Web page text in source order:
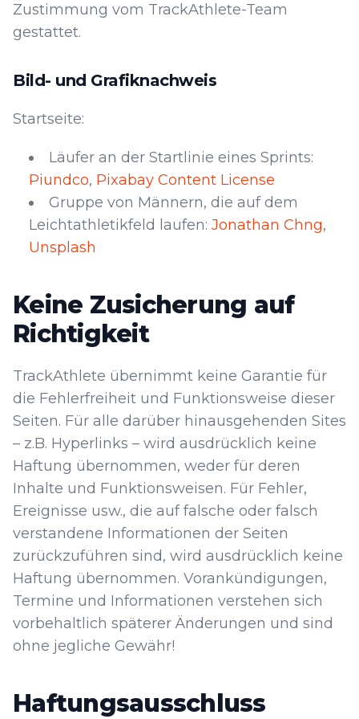
Zustimmung vom TrackAthlete-Team
gestattet.
Bild- und Grafiknachweis
Startseite:
Läufer an der Startlinie eines Sprints:
Piundco, Pixabay Content License
Gruppe von Männern, die auf dem
Leichtathletikfeld laufen: Jonathan Chng,
Unsplash
Keine Zusicherung auf
Richtigkeit
TrackAthlete übernimmt keine Garantie für
die Fehlerfreiheit und Funktionsweise dieser
Seiten. Für alle darüber hinausgehenden Sites
– z.B. Hyperlinks – wird ausdrücklich keine
Haftung übernommen, weder für deren
Inhalte und Funktionsweisen. Für Fehler,
Ereignisse usw., die auf falsche oder falsch
verstandene Informationen der Seiten
zurückzuführen sind, wird ausdrücklich keine
Haftung übernommen. Vorankündigungen,
Termine und Informationen verstehen sich
vorbehaltlich späterer Änderungen und sind
ohne jegliche Gewähr!
Haftungsausschluss